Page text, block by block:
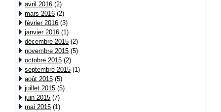
avril 2016 (2)
mars 2016 (2)
février 2016 (3)
janvier 2016 (1)
décembre 2015 (2)
novembre 2015 (5)
octobre 2015 (2)
septembre 2015 (1)
août 2015 (5)
juillet 2015 (5)
juin 2015 (7)
mai 2015 (1)